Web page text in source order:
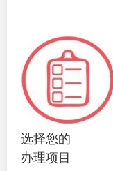
选择您的
办理项目